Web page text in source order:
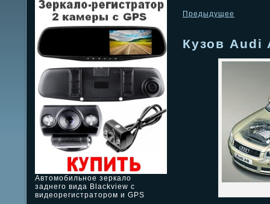
Автомобильное зеркало
заднего вида Blackview с
видеорегистратором и GPS
Предыдущее
Кузов Audi